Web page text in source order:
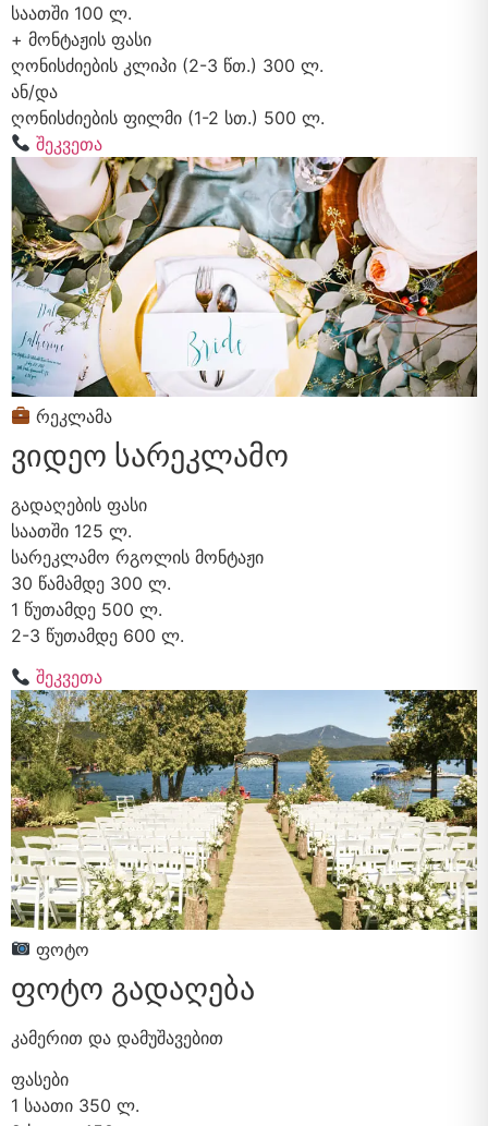
საათში 100 ლ.
+ მონტაჟის ფასი
ღონისძიების კლიპი (2-3 წთ.) 300 ლ.
ან/და
ღონისძიების ფილმი (1-2 სთ.) 500 ლ.
შეკვეთა
რეკლამა
ვიდეო სარეკლამო
გადაღების ფასი
საათში 125 ლ.
სარეკლამო რგოლის მონტაჟი
30 წამამდე 300 ლ.
1 წუთამდე 500 ლ.
2-3 წუთამდე 600 ლ.
შეკვეთა
ფოტო
ფოტო გადაღება
კამერით და დამუშავებით
ფასები
1 საათი 350 ლ.